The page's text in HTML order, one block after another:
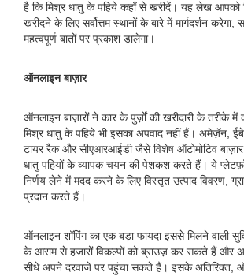
है कि मिश्र धातु के पहिये कहाँ से खरीदें। यह लेख आपको
खरीदने के लिए सर्वोत्तम स्थानों के बारे में मार्गदर्शन
महत्वपूर्ण बातों पर प्रकाश डालेगा।
ऑनलाइन बाज़ार
ऑनलाइन बाज़ारों ने कार के पुर्ज़ों की खरीदारी के तरीके में
मिश्र धातु के पहिये भी इसका अपवाद नहीं हैं। अमेज़ॅन,
टायर रैक और सीएआरआईडी जैसे विशेष ऑटोमोटिव
धातु पहियों के व्यापक चयन की पेशकश करते हैं। ये
निर्णय लेने में मदद करने के लिए विस्तृत उत्पाद विवरण,
प्रदान करते हैं।
ऑनलाइन शॉपिंग का एक बड़ा फायदा इससे मिलने वाली
के आराम से हजारों विकल्पों को ब्राउज़ कर सकते हैं और
सीधे अपने दरवाजे पर पहुंचा सकते हैं। इसके अतिरिक्त,